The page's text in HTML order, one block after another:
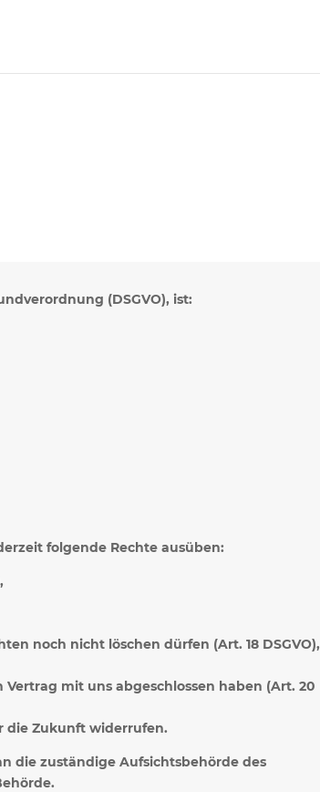
(DSGVO), ist:
folgende Rechte ausüben:
noch nicht löschen dürfen (Art. 18 DSGVO),
mit uns abgeschlossen haben (Art. 20
die Zukunft widerrufen.
die zuständige Aufsichtsbehörde des